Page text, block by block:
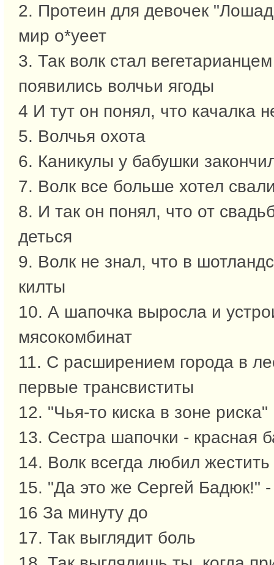
2. Протеин для девочек
мир о*уеет
3. Так волк стал
появились волчьи ягоды
4 И тут он понял, что качалка
5. Волчья охота
6. Каникулы у бабушки
7. Волк все больше хотел
8. И так он понял, что от
деться
9. Волк не знал, что в
килты
10. А шапочка выросла и
мясокомбинат
11. С расширением города в
первые трансвиститы
12. "Чья-то киска в зоне риска"
13. Сестра шапочки - красная
14. Волк всегда любил жестить
15. "Да это же Сергей Бадюк!"
16 За минуту до
17. Так выглядит боль